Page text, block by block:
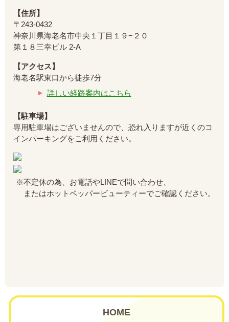
【住所】
〒243-0432
神奈川県海老名市中央１丁目１９−２０
第１８三幸ビル 2-A
【アクセス】
海老名駅東口から徒歩7分
詳しい経路案内はこちら
【駐車場】
専用駐車場はございませんので、恐れ入りますが近くのコ
インパーキングをご利用ください。
※不定休の為、お電話やLINEで問い合わせ、
またはホットペッパービューティーでご確認ください。
HOME